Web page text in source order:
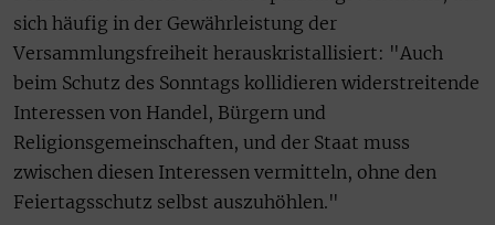
sich häufig in der Gewährleistung der
Versammlungsfreiheit herauskristallisiert: "Auch
beim Schutz des Sonntags kollidieren widerstreitende
Interessen von Handel, Bürgern und
Religionsgemeinschaften, und der Staat muss
zwischen diesen Interessen vermitteln, ohne den
Feiertagsschutz selbst auszuhöhlen."